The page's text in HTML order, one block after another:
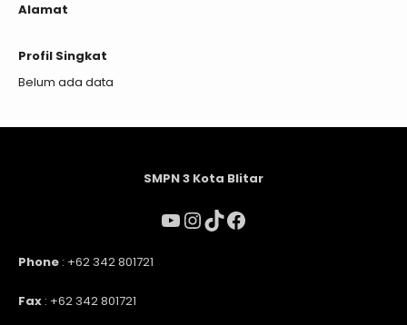
Alamat
Profil Singkat
Belum ada data
SMPN 3 Kota Blitar
Phone : +62 342 801721
Fax : +62 342 801721